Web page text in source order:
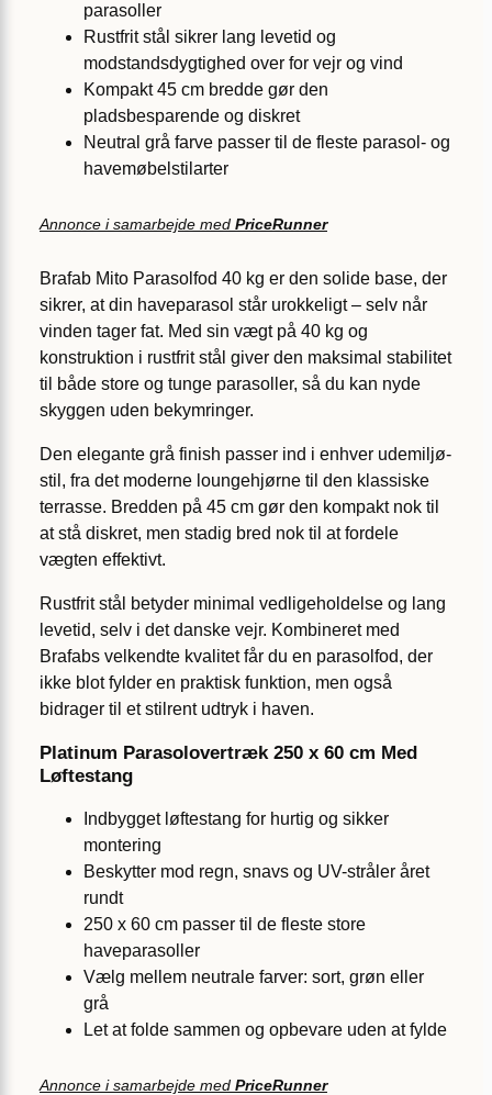
parasoller
Rustfrit stål sikrer lang levetid og
modstandsdygtighed over for vejr og vind
Kompakt 45 cm bredde gør den
pladsbesparende og diskret
Neutral grå farve passer til de fleste parasol- og
havemøbelstilarter
Annonce i samarbejde med PriceRunner
Brafab Mito Parasolfod 40 kg er den solide base, der
sikrer, at din haveparasol står urokkeligt – selv når
vinden tager fat. Med sin vægt på 40 kg og
konstruktion i rustfrit stål giver den maksimal stabilitet
til både store og tunge parasoller, så du kan nyde
skyggen uden bekymringer.
Den elegante grå finish passer ind i enhver udemiljø-
stil, fra det moderne loungehjørne til den klassiske
terrasse. Bredden på 45 cm gør den kompakt nok til
at stå diskret, men stadig bred nok til at fordele
vægten effektivt.
Rustfrit stål betyder minimal vedligeholdelse og lang
levetid, selv i det danske vejr. Kombineret med
Brafabs velkendte kvalitet får du en parasolfod, der
ikke blot fylder en praktisk funktion, men også
bidrager til et stilrent udtryk i haven.
Platinum Parasolovertræk 250 x 60 cm Med
Løftestang
Indbygget løftestang for hurtig og sikker
montering
Beskytter mod regn, snavs og UV-stråler året
rundt
250 x 60 cm passer til de fleste store
haveparasoller
Vælg mellem neutrale farver: sort, grøn eller
grå
Let at folde sammen og opbevare uden at fylde
Annonce i samarbejde med PriceRunner